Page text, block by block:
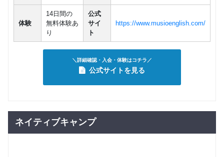
体験
14日間の
無料体験あ
り
公式
サイ
ト
https://www.musioenglish.com/
＼詳細確認・入会・体験はコチラ／
公式サイトを見る
ネイティブキャンプ